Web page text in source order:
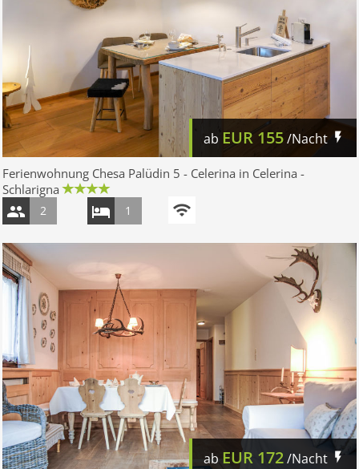
ab EUR 155/Nacht
Ferienwohnung Chesa Palüdin 5 - Celerina in Celerina -
Schlarigna
2 1
ab EUR 172/Nacht